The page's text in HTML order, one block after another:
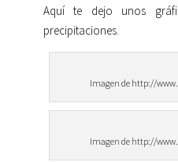
Aquí te dejo unos
precipitaciones.
Imagen de http://
Imagen de http://